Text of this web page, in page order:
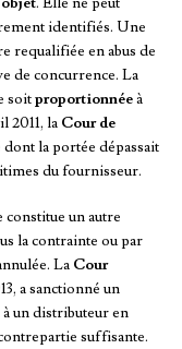
identifiés. Une
requalifiée en abus de
de concurrence. La
soitproportionnéeà
2011, la Cour de
la portée dépassait
du fournisseur.
constitue un autre
la contrainte ou par
La Cour
a sanctionné un
un distributeur en
suffisante.